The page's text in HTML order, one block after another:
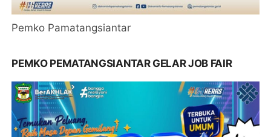
Pemko Pamatangsiantar
PEMKO PEMATANGSIANTAR GELAR JOB FAIR